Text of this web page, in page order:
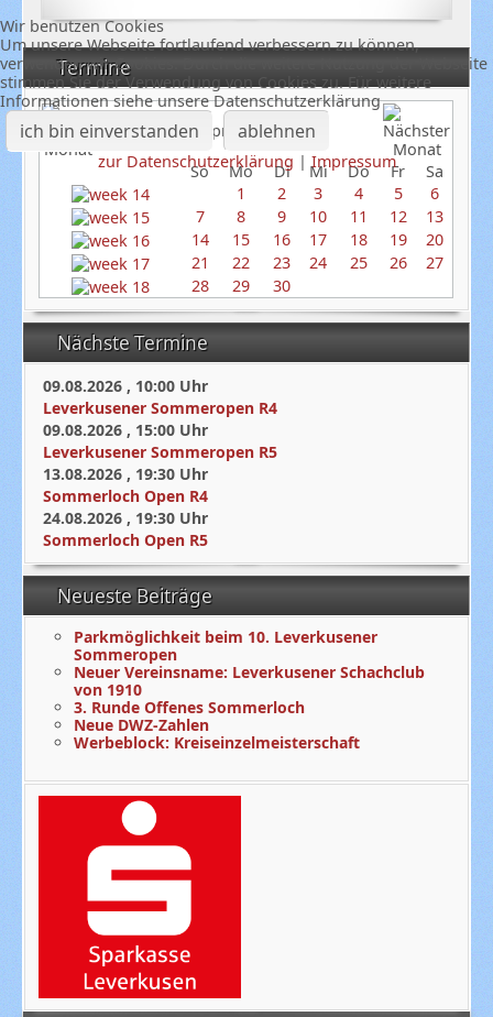
Termine
April 2024
So
Mo Di Mi Do Fr
Sa
1
2 3 4 5
6
7
8 9 10 11 12
13
14
15 16 17 18 19
20
21
22 23 24 25 26
27
28
29 30
Nächste Termine
09.08.2026 , 10:00 Uhr
Leverkusener Sommeropen R4
09.08.2026 , 15:00 Uhr
Leverkusener Sommeropen R5
13.08.2026 , 19:30 Uhr
Sommerloch Open R4
24.08.2026 , 19:30 Uhr
Sommerloch Open R5
Neueste Beiträge
Parkmöglichkeit beim 10. Leverkusener
Sommeropen
Neuer Vereinsname: Leverkusener Schachclub
von 1910
3. Runde Offenes Sommerloch
Neue DWZ-Zahlen
Werbeblock: Kreiseinzelmeisterschaft
Wir benutzen Cookies
Um unsere Webseite fortlaufend verbessern zu können,
verwenden wir Cookies. Durch die weitere Nutzung der Webseite
stimmen Sie der Verwendung von Cookies zu. Für weitere
Informationen siehe unsere Datenschutzerklärung
ich bin einverstanden ablehnen
zur Datenschutzerklärung |Impressum